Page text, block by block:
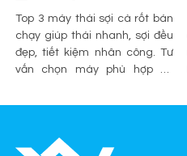
Top 3 máy thái sợi cà rốt bán
chạy giúp thái nhanh, sợi đều
đẹp, tiết kiệm nhân công. Tư
vấn chọn máy phù hợp và
Phẩm Xanh.